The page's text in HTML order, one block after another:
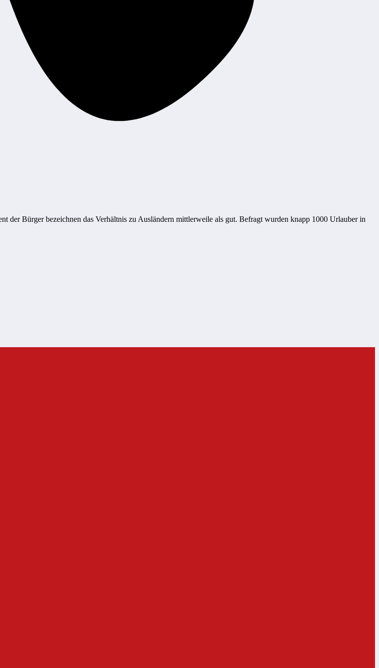
der Bürger bezeichnen das Verhältnis zu Ausländern mittlerweile als gut. Befragt wurden knapp 1000 Urlauber in